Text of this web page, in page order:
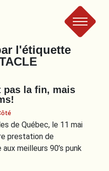
l'étiquette
pas la fin, mais
de Québec, le 11 mai
prestation de
meilleurs 90’s punk